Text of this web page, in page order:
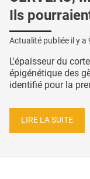
Ils
Actualité publiée il y a
L'épaisseur du
épigénétique des
identifié pour la
LIRE LA SUITE